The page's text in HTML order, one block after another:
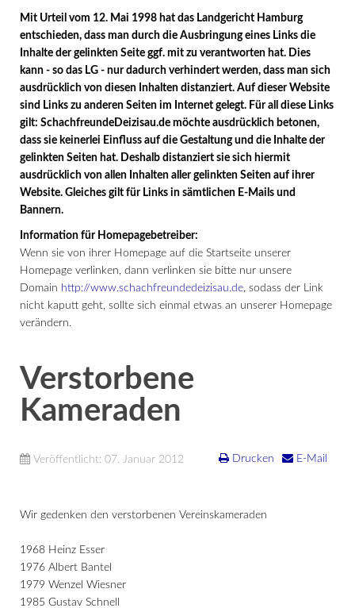
Mit Urteil vom 12. Mai 1998 hat das Landgericht Hamburg
entschieden, dass man durch die Ausbringung eines Links die
Inhalte der gelinkten Seite ggf. mit zu verantworten hat. Dies
kann - so das LG - nur dadurch verhindert werden, dass man sich
ausdrücklich von diesen Inhalten distanziert. Auf dieser Website
sind Links zu anderen Seiten im Internet gelegt. Für all diese Links
gilt: SchachfreundeDeizisau.de möchte ausdrücklich betonen,
dass sie keinerlei Einfluss auf die Gestaltung und die Inhalte der
gelinkten Seiten hat. Deshalb distanziert sie sich hiermit
ausdrücklich von allen Inhalten aller gelinkten Seiten auf ihrer
Website. Gleiches gilt für Links in sämtlichen E-Mails und
Bannern.
Information für Homepagebetreiber:
Wenn sie von ihrer Homepage auf die Startseite unserer
Homepage verlinken, dann verlinken sie bitte nur unsere
Domain http://www.schachfreundedeizisau.de, sodass der Link
nicht kaputt geht, sollte sich einmal etwas an unserer Homepage
verändern.
Verstorbene
Kameraden
Drucken E-Mail
Veröffentlicht: 07. Januar 2012
Wir gedenken den verstorbenen Vereinskameraden
1968 Heinz Esser
1976 Albert Bantel
1979 Wenzel Wiesner
1985 Gustav Schnell